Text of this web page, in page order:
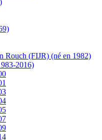
Rouch (FIJR) (né en 1982)
2016)